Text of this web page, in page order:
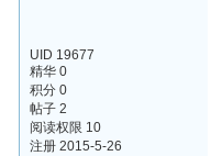
UID 19677
精华 0
积分 0
帖子 2
阅读权限 10
注册 2015-5-26